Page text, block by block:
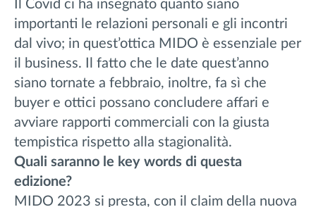
Il Covid ci ha insegnato quanto siano
importanti le relazioni personali e gli incontri
dal vivo; in quest’ottica MIDO è essenziale per
il business. Il fatto che le date quest’anno
siano tornate a febbraio, inoltre, fa sì che
buyer e ottici possano concludere affari e
avviare rapporti commerciali con la giusta
tempistica rispetto alla stagionalità.
Quali saranno le key words di questa
edizione?
MIDO 2023 si presta, con il claim della nuova